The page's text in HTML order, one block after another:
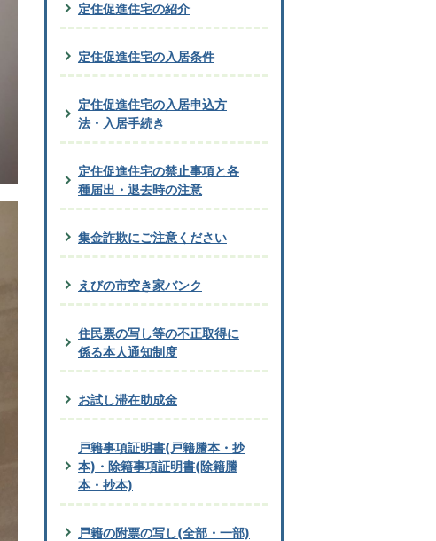
定住促進住宅の紹介
定住促進住宅の入居条件
定住促進住宅の入居申込方
法・入居手続き
定住促進住宅の禁止事項と各
種届出・退去時の注意
集金詐欺にご注意ください
えびの市空き家バンク
住民票の写し等の不正取得に
係る本人通知制度
お試し滞在助成金
戸籍事項証明書(戸籍謄本・抄
本)・除籍事項証明書(除籍謄
本・抄本)
戸籍の附票の写し(全部・一部)